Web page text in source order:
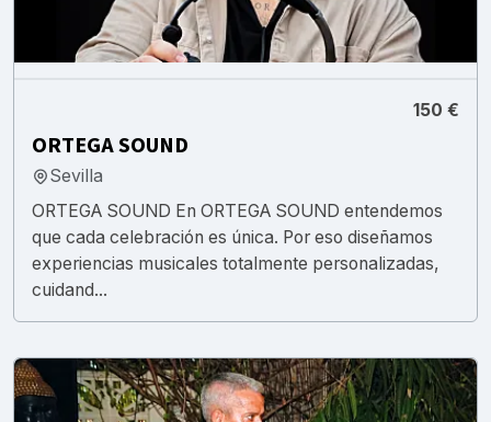
150 €
ORTEGA SOUND
Sevilla
ORTEGA SOUND En ORTEGA SOUND entendemos
que cada celebración es única. Por eso diseñamos
experiencias musicales totalmente personalizadas,
cuidand...